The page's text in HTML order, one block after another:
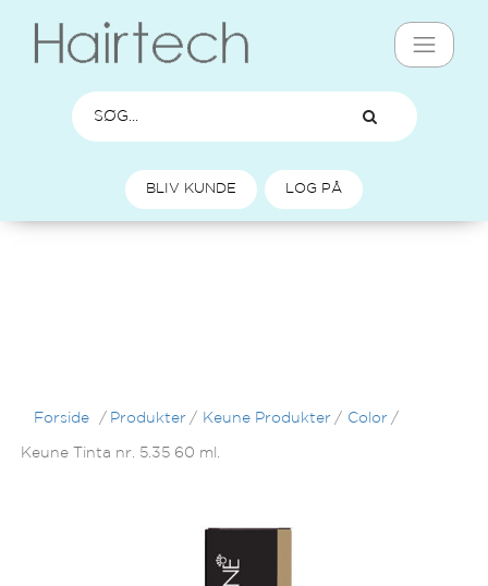
BLIV KUNDE LOG PÅ
Forside / Produkter / Keune Produkter / Color /
Keune Tinta nr. 5.35 60 ml.